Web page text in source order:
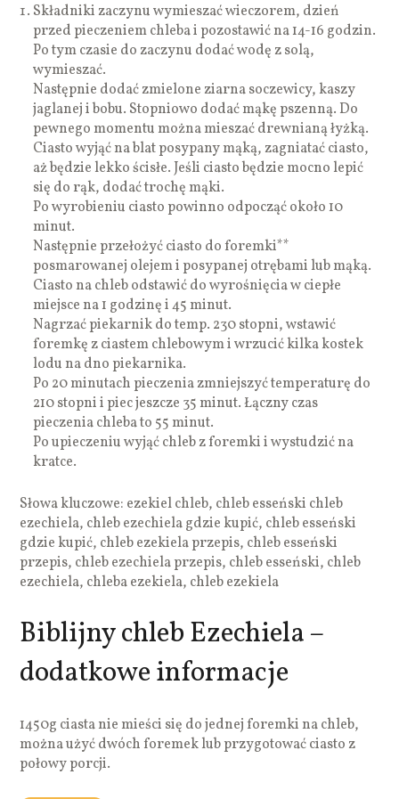
Składniki zaczynu wymieszać wieczorem, dzień
przed pieczeniem chleba i pozostawić na 14-16 godzin.
Po tym czasie do zaczynu dodać wodę z solą,
wymieszać.
Następnie dodać zmielone ziarna soczewicy, kaszy
jaglanej i bobu. Stopniowo dodać mąkę pszenną. Do
pewnego momentu można mieszać drewnianą łyżką.
Ciasto wyjąć na blat posypany mąką, zagniatać ciasto,
aż będzie lekko ścisłe. Jeśli ciasto będzie mocno lepić
się do rąk, dodać trochę mąki.
Po wyrobieniu ciasto powinno odpocząć około 10
minut.
Następnie przełożyć ciasto do foremki**
posmarowanej olejem i posypanej otrębami lub mąką.
Ciasto na chleb odstawić do wyrośnięcia w ciepłe
miejsce na 1 godzinę i 45 minut.
Nagrzać piekarnik do temp. 230 stopni, wstawić
foremkę z ciastem chlebowym i wrzucić kilka kostek
lodu na dno piekarnika.
Po 20 minutach pieczenia zmniejszyć temperaturę do
210 stopni i piec jeszcze 35 minut. Łączny czas
pieczenia chleba to 55 minut.
Po upieczeniu wyjąć chleb z foremki i wystudzić na
kratce.
Słowa kluczowe: ezekiel chleb, chleb esseński chleb
ezechiela, chleb ezechiela gdzie kupić, chleb esseński
gdzie kupić, chleb ezekiela przepis, chleb esseński
przepis, chleb ezechiela przepis, chleb esseński, chleb
ezechiela, chleba ezekiela, chleb ezekiela
Biblijny chleb Ezechiela –
dodatkowe informacje
1450g ciasta nie mieści się do jednej foremki na chleb,
można użyć dwóch foremek lub przygotować ciasto z
połowy porcji.